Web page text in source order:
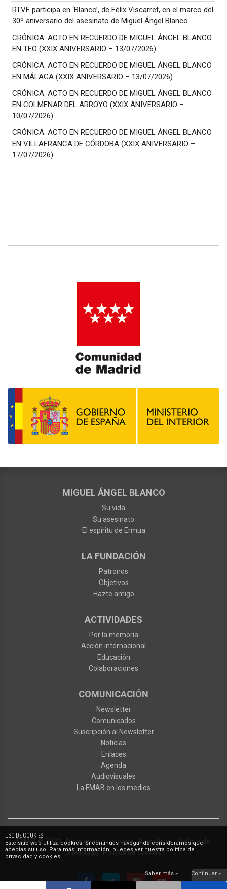
USO DE COOKIES
Este sitio web utiliza cookies. Si continúas navegando consideramos que
aceptas su uso. Para más información, puedes ver nuestra política de
privacidad y cookies.
Saber más » Continuar »
RTVE participa en ‘Blanco’, de Félix Viscarret, en el marco del
30º aniversario del asesinato de Miguel Ángel Blanco
CRÓNICA: ACTO EN RECUERDO DE MIGUEL ÁNGEL BLANCO
EN TEO (XXIX ANIVERSARIO – 13/07/2026)
CRÓNICA: ACTO EN RECUERDO DE MIGUEL ÁNGEL BLANCO
EN MÁLAGA (XXIX ANIVERSARIO – 13/07/2026)
CRÓNICA: ACTO EN RECUERDO DE MIGUEL ÁNGEL BLANCO
EN COLMENAR DEL ARROYO (XXIX ANIVERSARIO –
10/07/2026)
CRÓNICA: ACTO EN RECUERDO DE MIGUEL ÁNGEL BLANCO
EN VILLAFRANCA DE CÓRDOBA (XXIX ANIVERSARIO –
17/07/2026)
MIGUEL ÁNGEL BLANCO
Su vida
Su asesinato
El espíritu de Ermua
LA FUNDACIÓN
Patronos
Objetivos
Hazte amigo
ACTIVIDADES
Por la memoria
Acción internacional
Educación
Colaboraciones
COMUNICACIÓN
Newsletter
Comunicados
Suscripción al Newsletter
Noticias
Enlaces
Agenda
Audiovisuales
La FMAB en los medios
FMAB© 2023·Developed byIxotype·Aviso legal·Política de
privacidad·Política de cookies